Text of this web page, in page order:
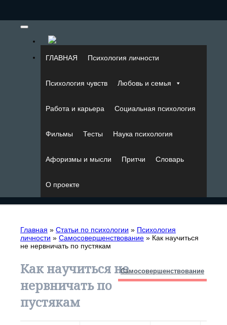
ГЛАВНАЯ Психология личности
Психология чувств Любовь и семья
Работа и карьера Социальная психология
Фильмы Тесты Наука психология
Афоризмы и мысли Притчи Словарь
О проекте
Главная » Статьи по психологии » Психология
личности » Самосовершенствование » Как научиться
не нервничать по пустякам
Как научиться не
нервничать по
пустякам
Самосовершенствование